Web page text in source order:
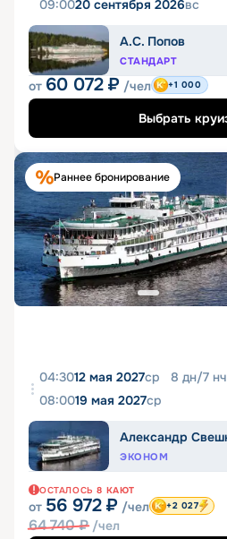
09:0020 сентября 2026вс
А.С. Попов
СТАНДАРТ
от 60 072 ₽ /чел +1 000
Выбрать
Раннее бронирование
04:3012 мая 2027ср 8 дн/7 нч
08:0019 мая 2027ср
Александр
ЭКОНОМ
ОСТАЛОСЬ 8 КАЮТ
от 56 972 ₽ /чел
64 740₽ /чел
+2 027